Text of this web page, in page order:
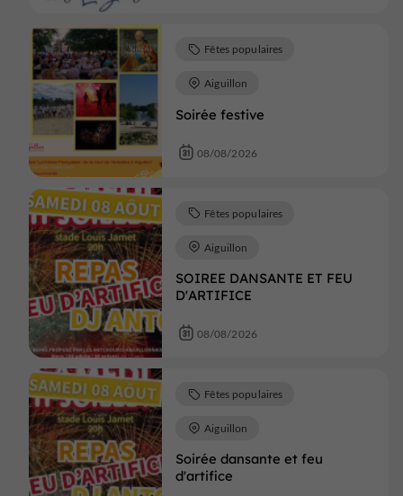
Soirée festive
Fêtes populaires
Aiguillon
08/08/2026
SOIREE DANSANTE ET FEU
D'ARTIFICE
Fêtes populaires
Aiguillon
08/08/2026
Soirée dansante et feu
d'artifice
Fêtes populaires
Aiguillon